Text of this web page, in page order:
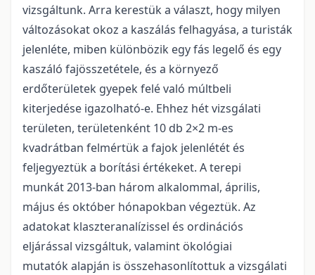
vizsgáltunk. Arra kerestük a választ, hogy milyen
változásokat okoz a kaszálás felhagyása, a turisták
jelenléte, miben különbözik egy fás legelő és egy
kaszáló fajösszetétele, és a környező
erdőterületek gyepek felé való múltbeli
kiterjedése igazolható-e. Ehhez hét vizsgálati
területen, területenként 10 db 2×2 m-es
kvadrátban felmértük a fajok jelenlétét és
feljegyeztük a borítási értékeket. A terepi
munkát 2013-ban három alkalommal, április,
május és október hónapokban végeztük. Az
adatokat klaszteranalízissel és ordinációs
eljárással vizsgáltuk, valamint ökológiai
mutatók alapján is összehasonlítottuk a vizsgálati